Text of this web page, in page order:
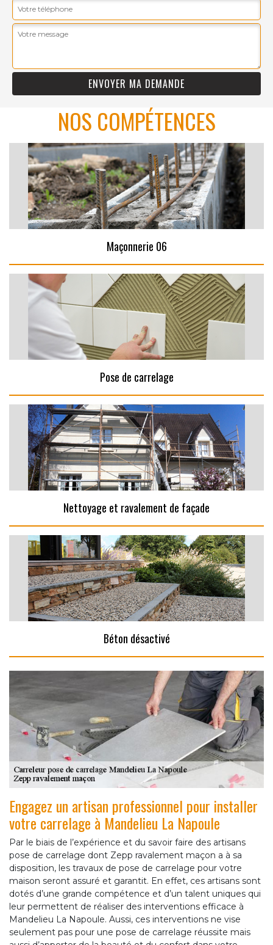
NOS COMPÉTENCES
Maçonnerie 06
Pose de carrelage
Nettoyage et ravalement de façade
Béton désactivé
Engagez un artisan professionnel pour installer
votre carrelage à Mandelieu La Napoule
Par le biais de l’expérience et du savoir faire des artisans
pose de carrelage dont Zepp ravalement maçon a à sa
disposition, les travaux de pose de carrelage pour votre
maison seront assuré et garantit. En effet, ces artisans sont
dotés d’une grande compétence et d’un talent uniques qui
leur permettent de réaliser des interventions efficace à
Mandelieu La Napoule. Aussi, ces interventions ne vise
seulement pas pour une pose de carrelage réussite mais